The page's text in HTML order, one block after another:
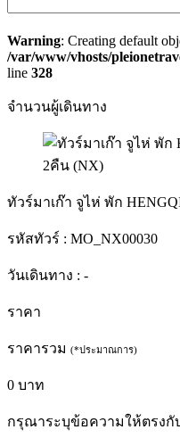
Warning: Creating default
/var/www/vhosts/
line 328
จำนวนผู้เดินทาง
ทัวร์มาเก๊า จูไห่ พัก
รหัสทัวร์ : MO_NX00030
วันเดินทาง : -
ราคา
ราคารวม (*ประมาณการ)
0 บาท
กรุณาระบุข้อความให้ตรงกั